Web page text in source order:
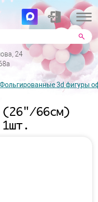
24
Фольгированные 3d фигуры
(26"/66см)